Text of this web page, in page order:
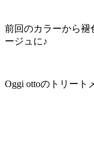
前回のカラーから褪
ージュに♪
Oggi ottoのトリート